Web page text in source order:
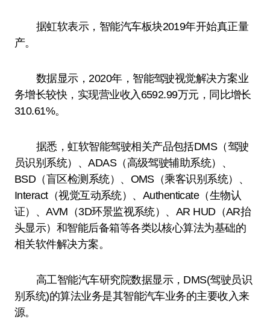
据虹软表示，智能汽车板块2019年开始真正量
产。
数据显示，2020年，智能驾驶视觉解决方案业
务增长较快，实现营业收入6592.99万元，同比增长
310.61%。
据悉，虹软智能驾驶相关产品包括DMS（驾驶
员识别系统）、ADAS（高级驾驶辅助系统）、
BSD（盲区检测系统）、OMS（乘客识别系统）、
Interact（视觉互动系统）、Authenticate（生物认
证）、AVM（3D环景监视系统）、AR HUD（AR抬
头显示）和智能后备箱等各类以核心算法为基础的
相关软件解决方案。
高工智能汽车研究院数据显示，DMS(驾驶员识
别系统)的算法业务是其智能汽车业务的主要收入来
源。